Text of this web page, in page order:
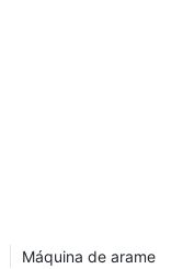
Máquina de arame